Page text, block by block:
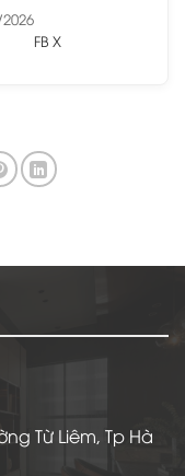
FB X
Từ Liêm, Tp Hà